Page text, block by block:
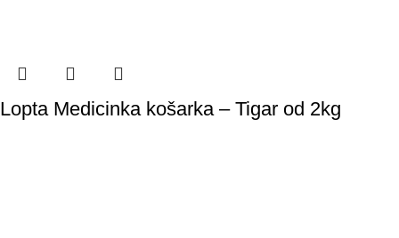
Lopta Medicinka košarka – Tigar od 2kg